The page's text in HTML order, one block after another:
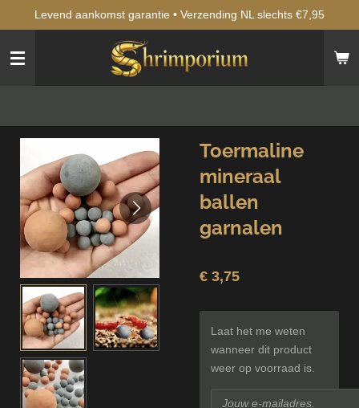
naar
hoofdinhoud
Levend aankomst garantie • Verzending NL slechts €7,95
Toermaline
mineraal
ballen
garnalen
€ 3,75
Laat het me weten
wanneer dit product
weer op voorraad is.